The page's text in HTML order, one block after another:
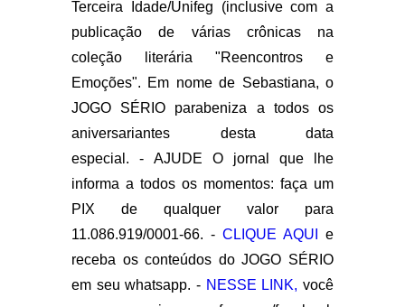
Terceira Idade/Unifeg (inclusive com a
publicação de várias crônicas na
coleção literária "Reencontros e
Emoções". Em nome de Sebastiana, o
JOGO SÉRIO parabeniza a todos os
aniversariantes desta data
especial. - AJUDE O jornal que lhe
informa a todos os momentos: faça um
PIX de qualquer valor para
11.086.919/0001-66. - CLIQUE AQUI
e
receba os conteúdos do JOGO SÉRIO
em seu whatsapp. - NESSE LINK, você